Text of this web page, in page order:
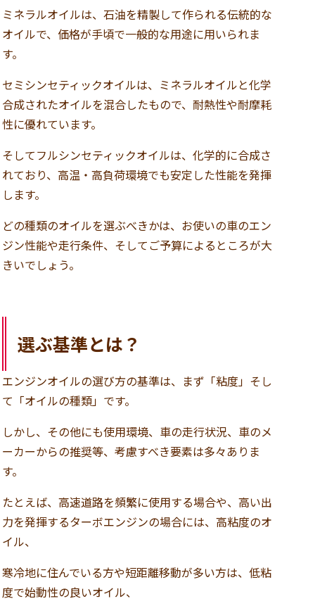
ミネラルオイルは、石油を精製して作られる伝統的な
オイルで、価格が手頃で一般的な用途に用いられま
す。
セミシンセティックオイルは、ミネラルオイルと化学
合成されたオイルを混合したもので、耐熱性や耐摩耗
性に優れています。
そしてフルシンセティックオイルは、化学的に合成さ
れており、高温・高負荷環境でも安定した性能を発揮
します。
どの種類のオイルを選ぶべきかは、お使いの車のエン
ジン性能や走行条件、そしてご予算によるところが大
きいでしょう。
選ぶ基準とは？
エンジンオイルの選び方の基準は、まず「粘度」そし
て「オイルの種類」です。
しかし、その他にも使用環境、車の走行状況、車のメ
ーカーからの推奨等、考慮すべき要素は多々ありま
す。
たとえば、高速道路を頻繁に使用する場合や、高い出
力を発揮するターボエンジンの場合には、高粘度のオ
イル、
寒冷地に住んでいる方や短距離移動が多い方は、低粘
度で始動性の良いオイル、